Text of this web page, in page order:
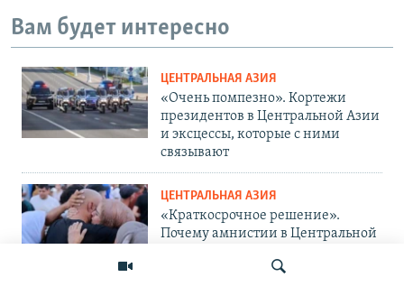
Вам будет интересно
ЦЕНТРАЛЬНАЯ АЗИЯ
«Очень помпезно». Кортежи
президентов в Центральной Азии
и эксцессы, которые с ними
связывают
ЦЕНТРАЛЬНАЯ АЗИЯ
«Краткосрочное решение».
Почему амнистии в Центральной